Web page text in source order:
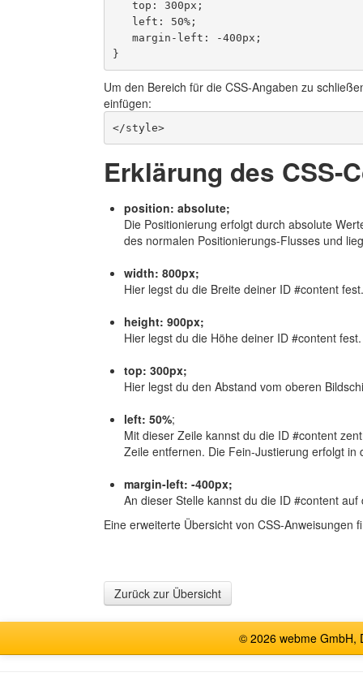
top: 300px;
left: 50%;
margin-left: -400px;
Um den Bereich für die CSS-Angaben zu
einfügen:
</style>
Erklärung des CSS-
position: absolute;
Die Positionierung erfolgt durch absolute
des normalen Positionierungs-Flusses und
width: 800px;
Hier legst du die Breite deiner ID #content
height: 900px;
Hier legst du die Höhe deiner ID #content
top: 300px;
Hier legst du den Abstand vom oberen
left: 50%;
Mit dieser Zeile kannst du die ID #content
Zeile entfernen. Die Fein-Justierung erfolgt in
margin-left: -400px;
An dieser Stelle kannst du die ID #content
Eine erweiterte Übersicht von CSS-Anweisungen
Zurück zur Übersicht
© 2026 webme GmbH,